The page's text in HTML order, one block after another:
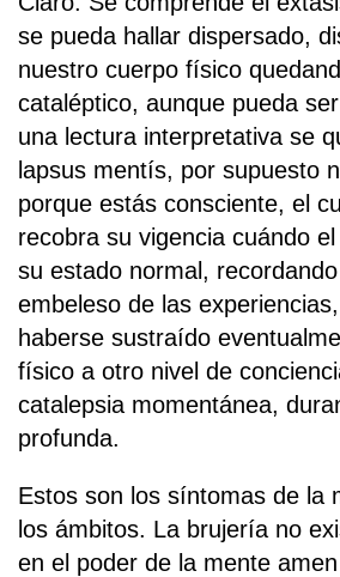
se pueda hallar dispersado,
nuestro cuerpo físico
cataléptico, aunque pueda
una lectura interpretativa se
lapsus mentís, por supuesto
porque estás consciente, el
recobra su vigencia cuándo
su estado normal,
embeleso de las
haberse sustraído
físico a otro nivel de
catalepsia momentánea,
profunda.
Estos son los síntomas de la
los ámbitos. La brujería no
en el poder de la mente